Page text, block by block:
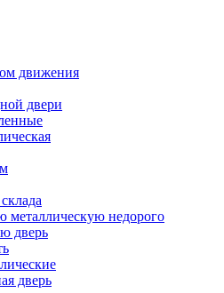
движения
двери
металлическую недорого
дверь
дверь